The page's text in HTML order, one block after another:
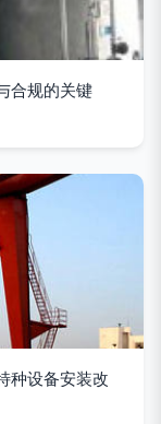
合规的关键
种设备安装改